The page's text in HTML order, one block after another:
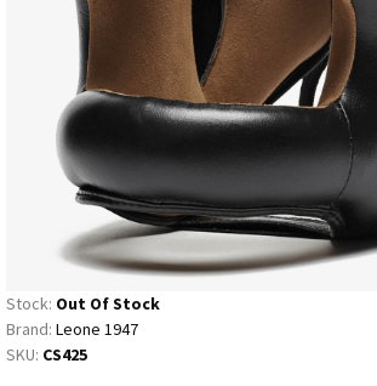
Stock: Out Of Stock
Brand: Leone 1947
SKU: CS425